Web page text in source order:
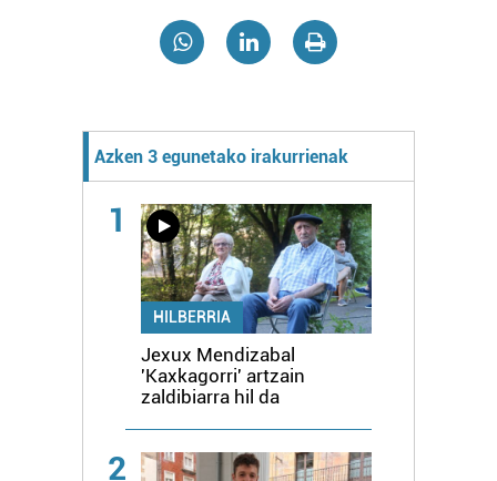
Azken 3 egunetako irakurrienak
1
HILBERRIA
Jexux Mendizabal
'Kaxkagorri' artzain
zaldibiarra hil da
2